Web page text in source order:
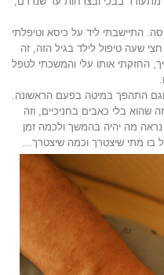
התיישבתי ליד על כיסא וטיפלתי
שעה טיפול לילד בגיל הזה, זה
החזקתי אותו עלי והמשכתי לטפל
וגם התהפך במיטה בפעם הראשונה.
שהוא בלי כאבים בחניכיים, וזה
מה יהיה בהמשך ולכמה זמן
בו מתי שיצטרך וכמה שיצטרך…